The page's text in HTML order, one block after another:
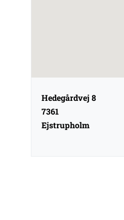
Hedegårdvej 8
7361
Ejstrupholm